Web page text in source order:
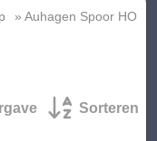
» Auhagen Spoor HO
Sorteren